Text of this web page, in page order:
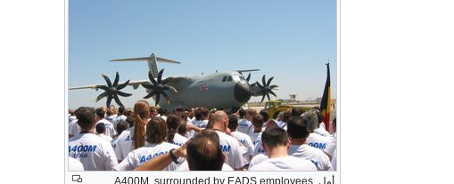
أول A400M, surrounded by EADS employees,